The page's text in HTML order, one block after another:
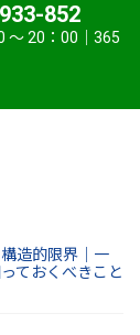
852
〜 20：00｜365
造的限界｜一
ておくべきこと